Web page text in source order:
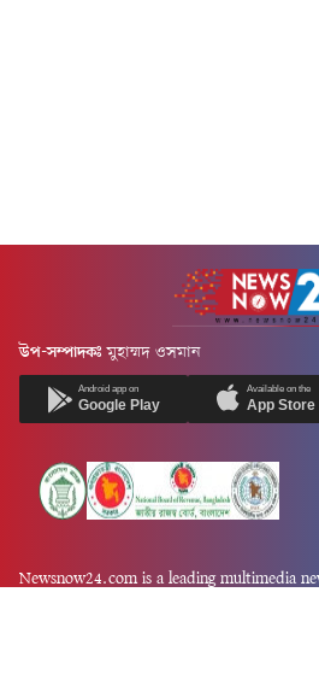
উপ-সম্পাদকঃ মুহাম্মদ ওসমান
Android app on
Google Play
Available on the
App Store
Newsnow24.com is a leading multimedia